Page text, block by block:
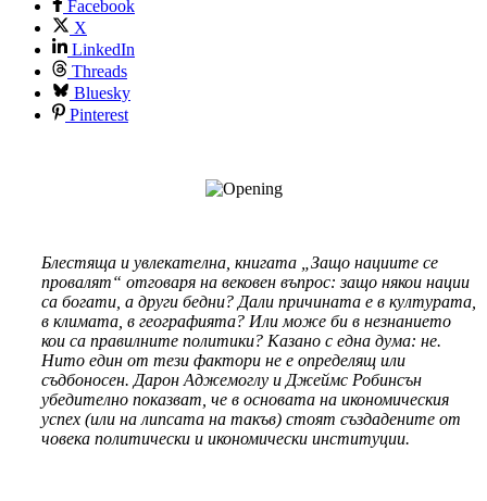
Facebook
X
LinkedIn
Threads
Bluesky
Pinterest
Блестяща и увлекателна, книгата „Защо нациите се
провалят“ отговаря на вековен въпрос: защо някои нации
са богати, а други бедни? Дали причината е в културата,
в климата, в географията? Или може би в незнанието
кои са правилните политики? Казано с една дума: не.
Нито един от тези фактори не е определящ или
съдбоносен. Дарон Аджемоглу и Джеймс Робинсън
убедително показват, че в основата на икономическия
успех (или на липсата на такъв) стоят създадените от
човека политически и икономически институции.